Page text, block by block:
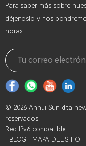
Para saber más sobre
déjenoslo y nos
horas.
© 2026 Anhui Sun d.ta
reservados.
Red IPv6 compatible
BLOG
MAPA DEL SITIO